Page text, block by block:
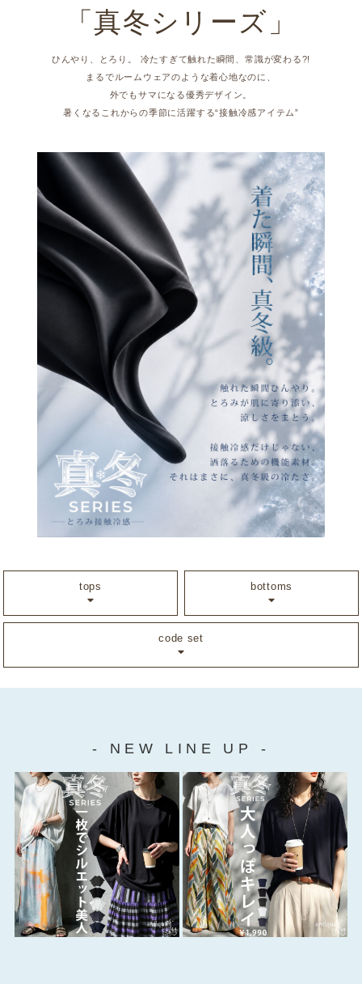
「真冬シリーズ」
ひんやり、とろり。 冷たすぎて触れた瞬間、常識が変わる?!
まるでルームウェアのような着心地なのに、
外でもサマになる優秀デザイン。
暑くなるこれからの季節に活躍する“接触冷感アイテム”
tops bottoms
code set
- NEW LINE UP -